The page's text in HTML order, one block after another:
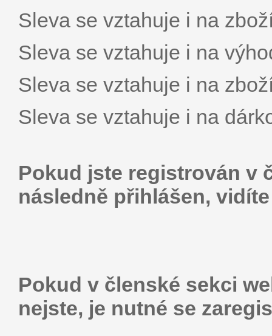
Sleva se vztahuje i na
Sleva se vztahuje i na
Sleva se vztahuje i na
Sleva se vztahuje i na
Pokud jste registrován v
následně přihlášen,
Pokud v členské sekci
nejste, je nutné se